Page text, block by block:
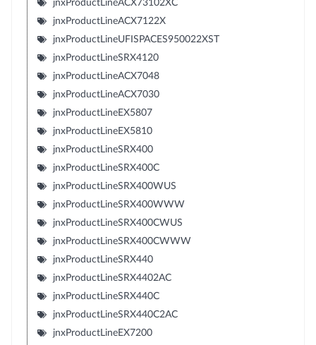
jnxProductLineACX73102XC
jnxProductLineACX7122X
jnxProductLineUFISPACES950022XST
jnxProductLineSRX4120
jnxProductLineACX7048
jnxProductLineACX7030
jnxProductLineEX5807
jnxProductLineEX5810
jnxProductLineSRX400
jnxProductLineSRX400C
jnxProductLineSRX400WUS
jnxProductLineSRX400WWW
jnxProductLineSRX400CWUS
jnxProductLineSRX400CWWW
jnxProductLineSRX440
jnxProductLineSRX4402AC
jnxProductLineSRX440C
jnxProductLineSRX440C2AC
jnxProductLineEX7200